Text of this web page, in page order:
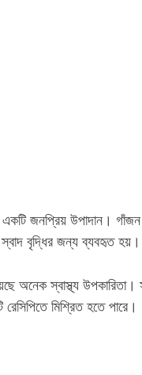
জনপ্রিয় উপাদান। গাঁজন
বৃদ্ধির জন্য ব্যবহৃত হয়।
অনেক স্বাস্থ্য উপকারিতা।
মিশ্রিত হতে পারে।